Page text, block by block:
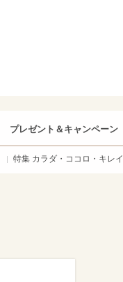
プレゼント＆キャンペーン
特集 カラダ・ココロ・キレイ